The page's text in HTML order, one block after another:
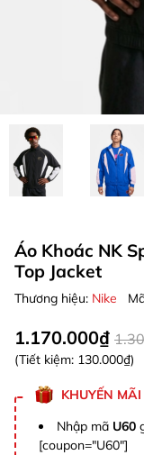
Áo Khoác NK
Top Jacket
Thương hiệu: Nike
1.170.000₫
(Tiết kiệm: 130.000₫)
KHUYẾN
Nhập mã U60
[coupon="U60"]